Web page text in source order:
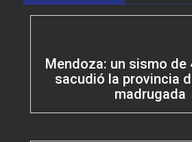
Mendoza: un sismo de
sacudió la provincia
madrugada